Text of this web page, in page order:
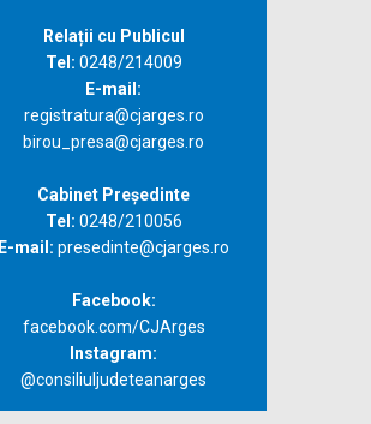
Relații cu Publicul
Tel: 0248/214009
E-mail:
registratura@cjarges.ro
birou_presa@cjarges.ro
Cabinet Președinte
Tel: 0248/210056
E-mail: presedinte@cjarges.ro
Facebook:
facebook.com/CJArges
Instagram:
@consiliuljudeteanarges